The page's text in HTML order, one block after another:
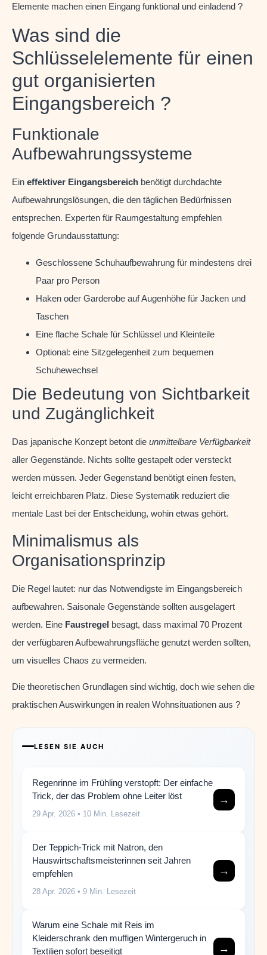
Elemente machen einen Eingang funktional und einladend ?
Was sind die
Schlüsselelemente für einen
gut organisierten
Eingangsbereich ?
Funktionale
Aufbewahrungssysteme
Ein effektiver Eingangsbereich benötigt durchdachte
Aufbewahrungslösungen, die den täglichen Bedürfnissen
entsprechen. Experten für Raumgestaltung empfehlen
folgende Grundausstattung:
Geschlossene Schuhaufbewahrung für mindestens drei
Paar pro Person
Haken oder Garderobe auf Augenhöhe für Jacken und
Taschen
Eine flache Schale für Schlüssel und Kleinteile
Optional: eine Sitzgelegenheit zum bequemen
Schuhewechsel
Die Bedeutung von Sichtbarkeit
und Zugänglichkeit
Das japanische Konzept betont die unmittelbare Verfügbarkeit
aller Gegenstände. Nichts sollte gestapelt oder versteckt
werden müssen. Jeder Gegenstand benötigt einen festen,
leicht erreichbaren Platz. Diese Systematik reduziert die
mentale Last bei der Entscheidung, wohin etwas gehört.
Minimalismus als
Organisationsprinzip
Die Regel lautet: nur das Notwendigste im Eingangsbereich
aufbewahren. Saisonale Gegenstände sollten ausgelagert
werden. Eine Faustregel besagt, dass maximal 70 Prozent
der verfügbaren Aufbewahrungsfläche genutzt werden sollten,
um visuelles Chaos zu vermeiden.
Die theoretischen Grundlagen sind wichtig, doch wie sehen die
praktischen Auswirkungen in realen Wohnsituationen aus ?
LESEN SIE AUCH
Regenrinne im Frühling verstopft: Der einfache
Trick, der das Problem ohne Leiter löst
29 Apr. 2026 • 10 Min. Lesezeit
→
Der Teppich-Trick mit Natron, den
Hauswirtschaftsmeisterinnen seit Jahren
empfehlen
28 Apr. 2026 • 9 Min. Lesezeit
→
Warum eine Schale mit Reis im
Kleiderschrank den muffigen Wintergeruch in
Textilien sofort beseitigt
→